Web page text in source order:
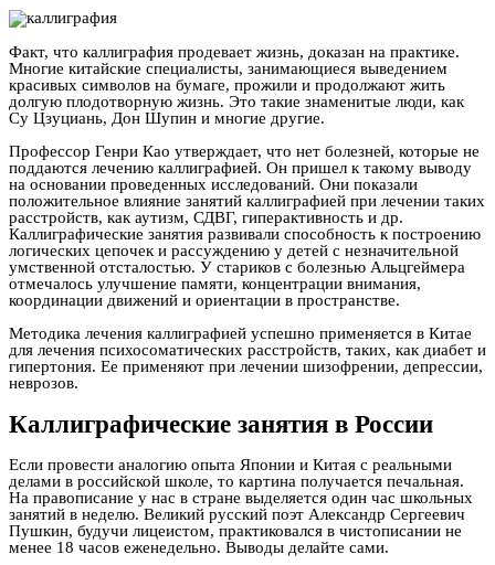
Факт, что каллиграфия продевает жизнь, доказан на практике.
Многие китайские специалисты, занимающиеся выведением
красивых символов на бумаге, прожили и продолжают жить
долгую плодотворную жизнь. Это такие знаменитые люди, как
Су Цзуциань, Дон Шупин и многие другие.
Профессор Генри Као утверждает, что нет болезней, которые не
поддаются лечению каллиграфией. Он пришел к такому выводу
на основании проведенных исследований. Они показали
положительное влияние занятий каллиграфией при лечении таких
расстройств, как аутизм, СДВГ, гиперактивность и др.
Каллиграфические занятия развивали способность к построению
логических цепочек и рассуждению у детей с незначительной
умственной отсталостью. У стариков с болезнью Альцгеймера
отмечалось улучшение памяти, концентрации внимания,
координации движений и ориентации в пространстве.
Методика лечения каллиграфией успешно применяется в Китае
для лечения психосоматических расстройств, таких, как диабет и
гипертония. Ее применяют при лечении шизофрении, депрессии,
неврозов.
Каллиграфические занятия в России
Если провести аналогию опыта Японии и Китая с реальными
делами в российской школе, то картина получается печальная.
На правописание у нас в стране выделяется один час школьных
занятий в неделю. Великий русский поэт Александр Сергеевич
Пушкин, будучи лицеистом, практиковался в чистописании не
менее 18 часов еженедельно. Выводы делайте сами.